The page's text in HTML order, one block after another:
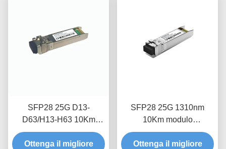
SFP28 25G D13-
D63/H13-H63 10Km
Optical transceiver
module
Ottenga il migliore
SFP28 25G 1310nm
10Km modulo
trasmettitore ottico
Ottenga il migliore